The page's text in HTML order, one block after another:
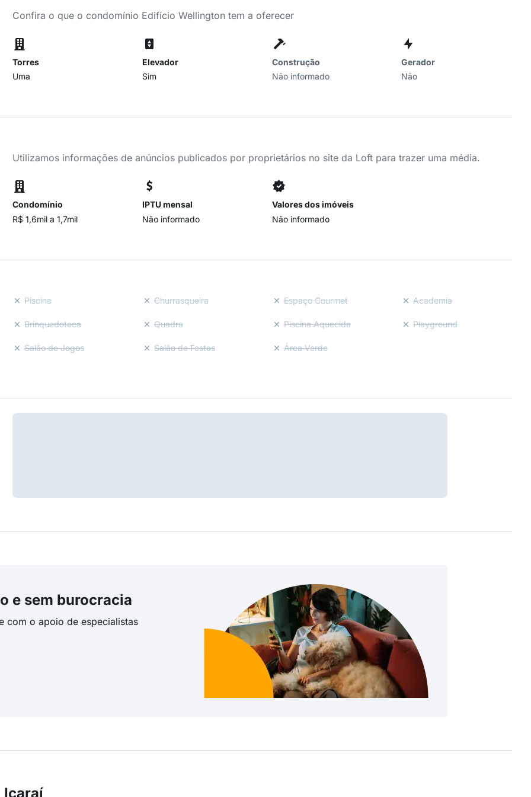
Confira o que o condomínio Edifício Wellington tem a oferecer
Torres
Uma
Elevador
Sim
Construção
Não informado
Gerador
Não
Utilizamos informações de anúncios publicados por proprietários no site da Loft para trazer uma média.
Condomínio
R$ 1,6mil a 1,7mil
IPTU mensal
Não informado
Valores dos imóveis
Não informado
Piscina Churrasqueira Espaço Gourmet Academia
Brinquedoteca Quadra Piscina Aquecida Playground
Salão de Jogos Salão de Festas Área Verde
e sem burocracia
com o apoio de especialistas
Icaraí